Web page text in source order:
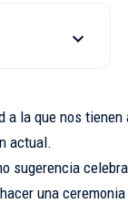
a la que nos
actual.
sugerencia
una